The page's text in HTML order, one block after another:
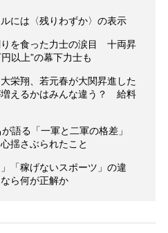
には〈残りわずか〉の表示
を食った力士の涙目 十両昇
以上”の幕下力士も
栄翔、若元春が大関昇進した
えるかはみんな違う？ 給料
語る「一軍と二軍の格差」
揺さぶられたこと
「稼げないスポーツ」の違
ら何が正解か